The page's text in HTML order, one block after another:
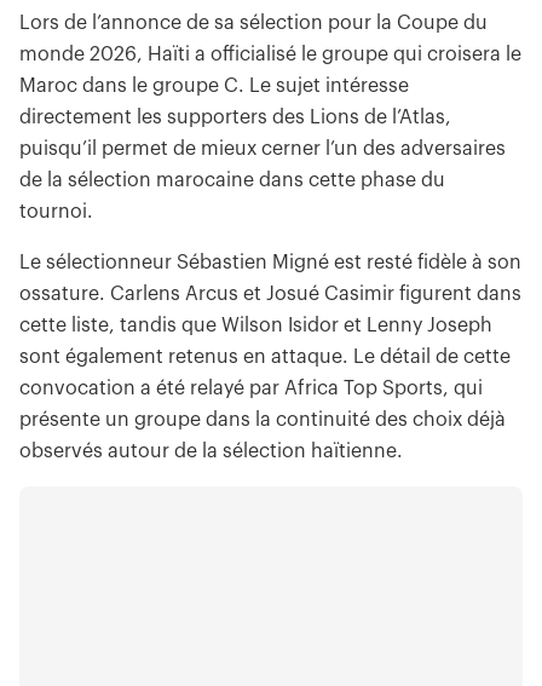
Lors de l’annonce de sa sélection pour la Coupe du
monde 2026, Haïti a officialisé le groupe qui croisera le
Maroc dans le groupe C. Le sujet intéresse
directement les supporters des Lions de l’Atlas,
puisqu’il permet de mieux cerner l’un des adversaires
de la sélection marocaine dans cette phase du
tournoi.
Le sélectionneur Sébastien Migné est resté fidèle à son
ossature. Carlens Arcus et Josué Casimir figurent dans
cette liste, tandis que Wilson Isidor et Lenny Joseph
sont également retenus en attaque. Le détail de cette
convocation a été relayé par Africa Top Sports, qui
présente un groupe dans la continuité des choix déjà
observés autour de la sélection haïtienne.